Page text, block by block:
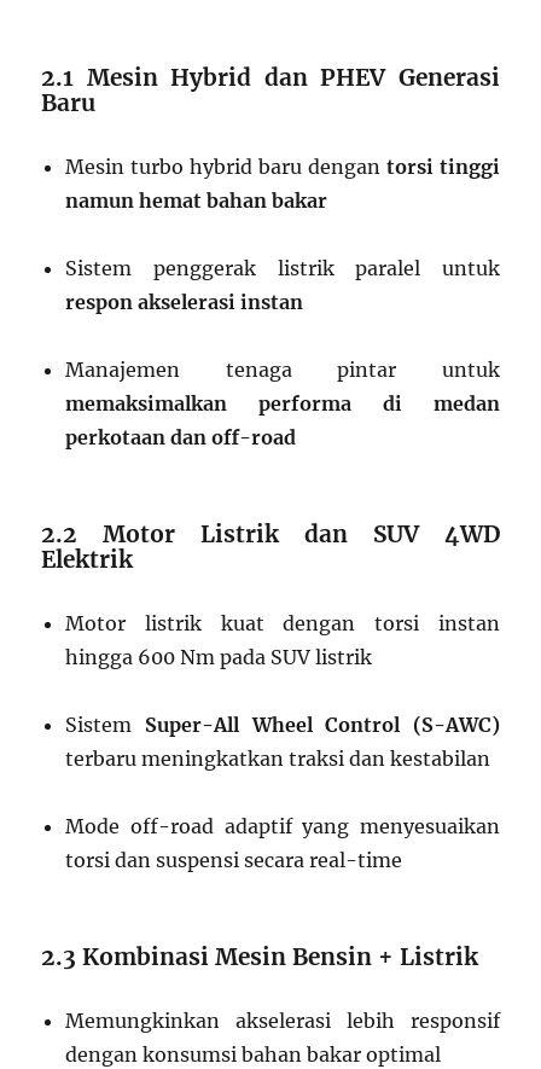
2.1 Mesin Hybrid dan PHEV Generasi
Baru
Mesin turbo hybrid baru dengan torsi tinggi
namun hemat bahan bakar
Sistem penggerak listrik paralel untuk
respon akselerasi instan
Manajemen tenaga pintar untuk
memaksimalkan performa di medan
perkotaan dan off-road
2.2 Motor Listrik dan SUV 4WD
Elektrik
Motor listrik kuat dengan torsi instan
hingga 600 Nm pada SUV listrik
Sistem Super-All Wheel Control (S-AWC)
terbaru meningkatkan traksi dan kestabilan
Mode off-road adaptif yang menyesuaikan
torsi dan suspensi secara real-time
2.3 Kombinasi Mesin Bensin + Listrik
Memungkinkan akselerasi lebih responsif
dengan konsumsi bahan bakar optimal